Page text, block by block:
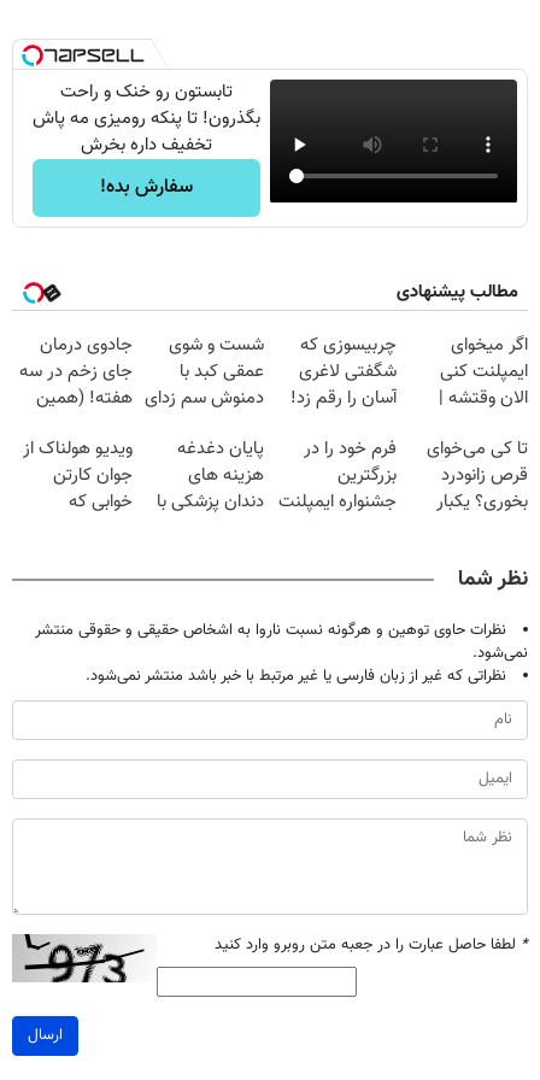
تابستون رو خنک و راحت
بگذرون! تا پنکه رومیزی مه پاش
تخفیف داره بخرش
سفارش بده!
مطالب پیشنهادی
اگر میخوای
ایمپلنت کنی
الان وقتشه |
میلیون تومان!!!
چربیسوزی که
شگفتی لاغری
آسان را رقم زد!
شست و شوی
عمقی کبد با
دمنوش سم زدای
جادوی درمان
جای زخم در سه
هفته! (همین
صحبت کنید)
تا کی می‌خوای
قرص زانودرد
بخوری؟ یکبار
فرم خود را در
بزرگترین
جشنواره ایمپلنت
پایان دغدغه
هزینه های
دندان پزشکی با
ویدیو هولناک از
جوان کارتن
خوابی که
نظر شما
نظرات حاوی توهین و هرگونه نسبت ناروا به اشخاص حقیقی و حقوقی منتشر
نمی‌شود.
نظراتی که غیر از زبان فارسی یا غیر مرتبط با خبر باشد منتشر نمی‌شود.
* لطفا حاصل عبارت را در جعبه متن روبرو وارد کنید
ارسال